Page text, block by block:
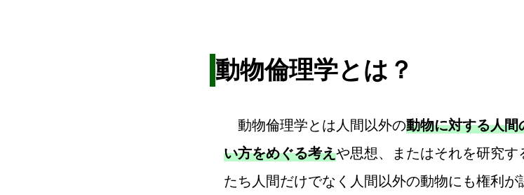
動物倫理学とは？
動物倫理学とは人間以外の動物に対する人間
い方をめぐる考えや思想、またはそれを研究
たち人間だけでなく人間以外の動物にも権利